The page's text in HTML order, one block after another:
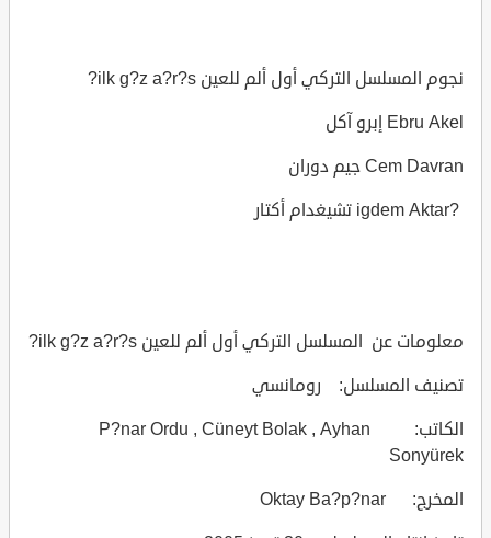
نجوم المسلسل التركي أول ألم للعين ilk g?z a?r?s?
Ebru Akel إبرو آكل
Cem Davran جيم دوران
?igdem Aktar تشيغدام أكتار
معلومات عن المسلسل التركي أول ألم للعين ilk g?z a?r?s?
تصنيف المسلسل: رومانسي
الكاتب: P?nar Ordu , Cüneyt Bolak , Ayhan
Sonyürek
المخرج: Oktay Ba?p?nar